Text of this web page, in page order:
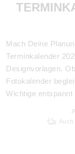
Mach Deine
Terminkalender
Designvorlagen.
Fotokalender
Wichtige